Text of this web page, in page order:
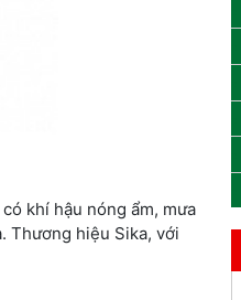
khí hậu nóng ẩm, mưa
Thương hiệu Sika, với